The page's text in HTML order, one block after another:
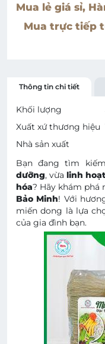
Mua lẻ giá sỉ,
Mua trực tiếp
Thông tin chi tiết
Khối lượng
Xuất xứ thương hiệu
Nhà sản xuất
Bạn đang tìm
dưỡng, vừa linh hoạt
hóa? Hãy khám phá
Bảo Minh! Với
miến dong là lựa
của gia đình bạn.